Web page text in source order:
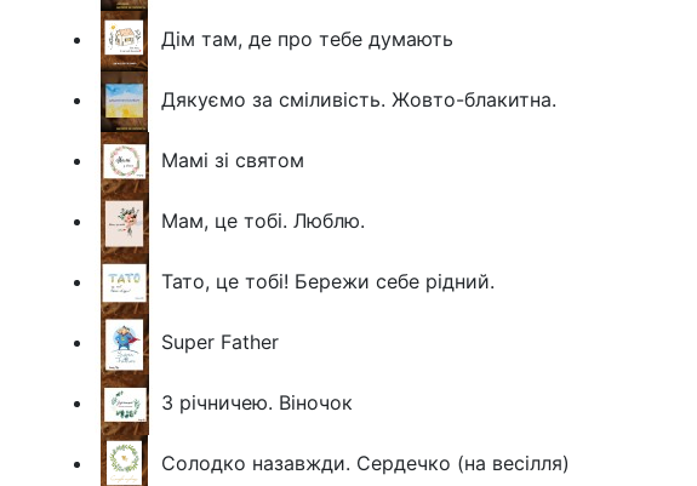
Дім там, де про тебе думають
Дякуємо за сміливість. Жовто-блакитна.
Мамі зі святом
Мам, це тобі. Люблю.
Тато, це тобі! Бережи себе рідний.
Super Father
З річничею. Віночок
Солодко назавжди. Сердечко (на весілля)